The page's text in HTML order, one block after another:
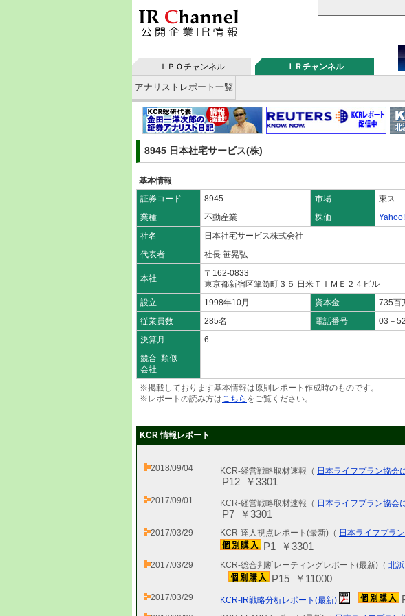
ＩＰＯチャンネル ＩＲチャンネル
アナリストレポート一覧
8945 日本社宅サービス(株)
基本情報
証券コード
8945 市場
東ス
業種
不動産業 株価
社名
日本社宅サービス株式会社
代表者
社長 笹晃弘
本社
〒162-0833
東京都新宿区箪笥町３５ 日米ＴＩＭＥ２４ビル
設立
1998年10月 資本金
735百
従業員数
285名 電話番号
03－
決算月
6
競合･類似
会社
※掲載しております基本情報は原則レポート作成時のものです。
※レポートの読み方はこちら をご覧ください。
KCR 情報レポート
2018/09/04 KCR-経営戦略取材速報（ 日本ライフプラン協会
P12 ￥3301
2017/09/01 KCR-経営戦略取材速報（ 日本ライフプラン協会
P7 ￥3301
2017/03/29 KCR-達人視点レポート(最新)（ 日本ライフプラ
P1 ￥3301
2017/03/29 KCR-総合判断レーティングレポート(最新)（ 北
P15 ￥11000
2017/03/29 KCR-IR戦略分析レポート(最新)